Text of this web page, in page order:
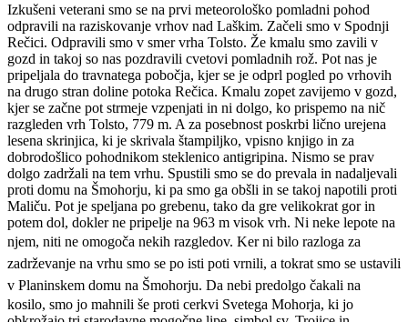
Izkušeni veterani smo se na prvi meteorološko pomladni pohod
odpravili na raziskovanje vrhov nad Laškim. Začeli smo v Spodnji
Rečici. Odpravili smo v smer vrha Tolsto. Že kmalu smo zavili v
gozd in takoj so nas pozdravili cvetovi pomladnih rož. Pot nas je
pripeljala do travnatega pobočja, kjer se je odprl pogled po vrhovih
na drugo stran doline potoka Rečica. Kmalu zopet zavijemo v gozd,
kjer se začne pot strmeje vzpenjati in ni dolgo, ko prispemo na nič
razgleden vrh Tolsto, 779 m. A za posebnost poskrbi lično urejena
lesena skrinjica, ki je skrivala štampiljko, vpisno knjigo in za
dobrodošlico pohodnikom steklenico antigripina. Nismo se prav
dolgo zadržali na tem vrhu. Spustili smo se do prevala in nadaljevali
proti domu na Šmohorju, ki pa smo ga obšli in se takoj napotili proti
Maliču. Pot je speljana po grebenu, tako da gre velikokrat gor in
potem dol, dokler ne pripelje na 963 m visok vrh. Ni neke lepote na
njem, niti ne omogoča nekih razgledov. Ker ni bilo razloga za
zadrževanje na vrhu smo se po isti poti vrnili, a tokrat smo se ustavili
v Planinskem domu na Šmohorju. Da nebi predolgo čakali na
kosilo, smo jo mahnili še proti cerkvi Svetega Mohorja, ki jo